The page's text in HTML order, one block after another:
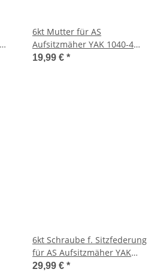
6kt Mutter für AS
Aufsitzmäher YAK 1040-4
WD
19,99 € *
6kt Schraube f. Sitzfederung
für AS Aufsitzmäher YAK
1040-4 WD XL
29,99 € *